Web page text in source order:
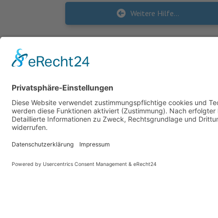
Weitere Hilfe in der Pandemie: Kinderfreizeitbonus 2021
KONTAKT
Landesvereinigung für Gesundheitsförderung
Mecklenburg-Vorpommern e. V.
Diese Website benutzt